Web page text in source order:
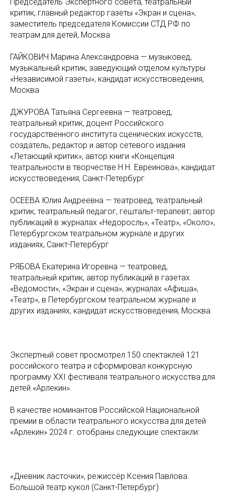
Председатель Экспертного совета, театральный
критик, главный редактор газеты «Экран и сцена»,
заместитель председателя Комиссии СТД РФ по
театрам для детей, Москва
ГАЙКОВИЧ Марина Александровна — музыковед,
музыкальный критик, заведующий отделом культуры
«Независимой газеты», кандидат искусствоведения,
Москва
ДЖУРОВА Татьяна Сергеевна — театровед,
театральный критик, доцент Российского
государственного института сценических искусств,
создатель, редактор и автор сетевого издания
«Летающий критик», автор книги «Концепция
театральности в творчестве Н.Н. Евреинова», кандидат
искусствоведения, Санкт-Петербург
ОСЕЕВА Юлия Андреевна — театровед, театральный
критик, театральный педагог, гештальт-терапевт; автор
публикаций в журналах «Недоросль», «Театр», «Около»,
Петербургском театральном журнале и других
изданиях, Санкт-Петербург
РЯБОВА Екатерина Игоревна — театровед,
театральный критик, автор публикаций в газетах
«Ведомости», «Экран и сцена», журналах «Афиша»,
«Театр», в Петербургском театральном журнале и
других изданиях, кандидат искусствоведения, Москва
Экспертный совет просмотрел 150 спектаклей 121
российского театра и сформировал конкурсную
программу XXI фестиваля театрального искусства для
детей «Арлекин».
В качестве номинантов Российской Национальной
премии в области театрального искусства для детей
«Арлекин» 2024 г. отобраны следующие спектакли:
«Дневник ласточки», режиссёр Ксения Павлова.
Большой театр кукол (Санкт-Петербург)